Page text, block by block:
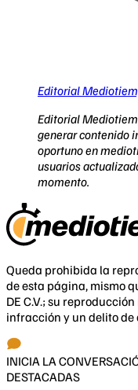
Editorial
Editorial
generar contenido
oportuno en
usuarios
momento.
Queda prohibida la
de esta página, mismo
DE C.V.; su
infracción y un delito
INICIA LA
DESTACADAS